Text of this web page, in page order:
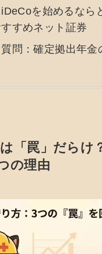
iDeCoを始めるなら
すめネット証券
問：確定拠出年金
「罠」だらけ
の理由